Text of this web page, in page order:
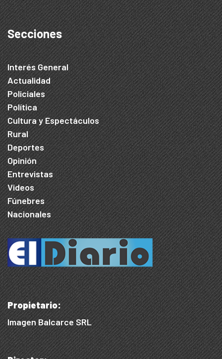
Secciones
Interés General
Actualidad
Policiales
Política
Cultura y Espectáculos
Rural
Deportes
Opinión
Entrevistas
Videos
Fúnebres
Nacionales
Propietario:
Imagen Balcarce SRL